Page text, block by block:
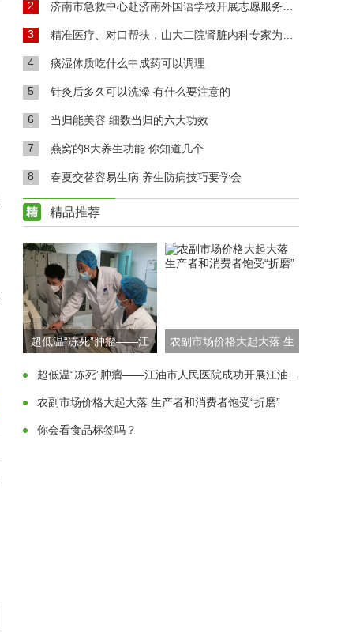
2 济南市急救中心赴济南外国语学校开展志愿服务活动
3 精准医疗、对口帮扶，山大二院肾脏内科专家为高青肾病患者送福音
4 痰湿体质吃什么中成药可以调理
5 针灸后多久可以洗澡 有什么要注意的
6 当归能美容 细数当归的六大功效
7 燕窝的8大养生功能 你知道几个
8 春夏交替容易生病 养生防病技巧要学会
精品推荐
超低温“冻死”肿瘤——江
农副市场价格大起大落 生
农副市场价格大起大落 生产者和消费者饱受“折磨”
你会看食品标签吗？